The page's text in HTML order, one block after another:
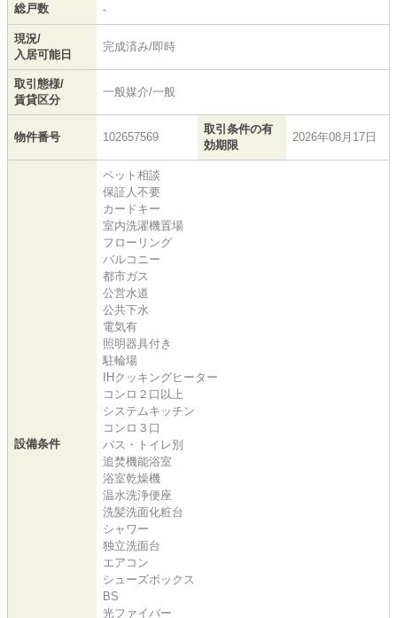
総戸数 -
現況/
入居可能日
完成済み/即時
取引態様/
賃貸区分
一般媒介/一般
物件番号 102657569
取引条件の有
効期限
2026年08月17日
設備条件
ペット相談
保証人不要
カードキー
室内洗濯機置場
フローリング
バルコニー
都市ガス
公営水道
公共下水
電気有
照明器具付き
駐輪場
IHクッキングヒーター
コンロ２口以上
システムキッチン
コンロ３口
バス・トイレ別
追焚機能浴室
浴室乾燥機
温水洗浄便座
洗髪洗面化粧台
シャワー
独立洗面台
エアコン
シューズボックス
BS
光ファイバー